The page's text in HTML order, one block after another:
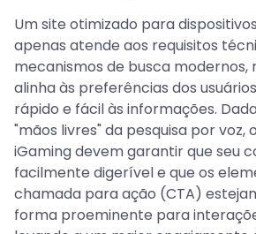
Um site otimizado para
apenas atende aos requisitos
mecanismos de busca modernos,
alinha às preferências dos
rápido e fácil às informações.
"mãos livres" da pesquisa por voz,
iGaming devem garantir que seu
facilmente digerível e que os
chamada para ação (CTA)
forma proeminente para